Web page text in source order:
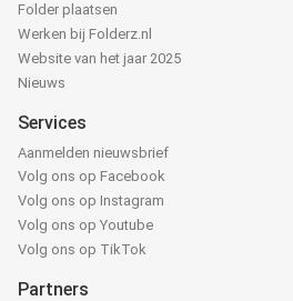
Folder plaatsen
Werken bij Folderz.nl
Website van het jaar 2025
Nieuws
Services
Aanmelden nieuwsbrief
Volg ons op Facebook
Volg ons op Instagram
Volg ons op Youtube
Volg ons op TikTok
Partners